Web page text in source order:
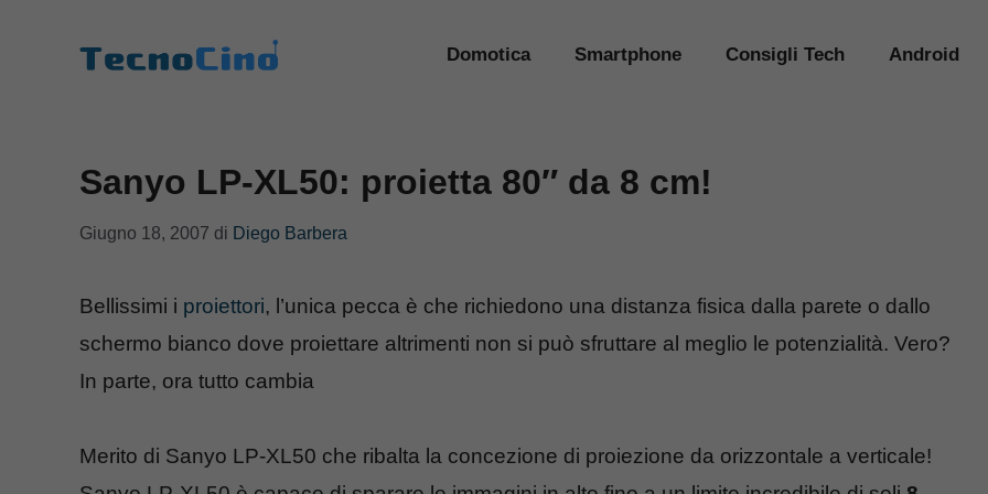
Domotica Smartphone Consigli Tech Android
Sanyo LP-XL50: proietta 80″ da 8 cm!
Giugno 18, 2007 di Diego Barbera
Bellissimi i proiettori, l’unica pecca è che richiedono una distanza fisica dalla parete o dallo
schermo bianco dove proiettare altrimenti non si può sfruttare al meglio le potenzialità. Vero?
In parte, ora tutto cambia
Merito di Sanyo LP-XL50 che ribalta la concezione di proiezione da orizzontale a verticale!